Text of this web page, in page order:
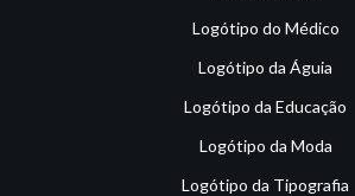
Logótipo do Médico
Logótipo da Águia
Logótipo da Educação
Logótipo da Moda
Logótipo da Tipografia